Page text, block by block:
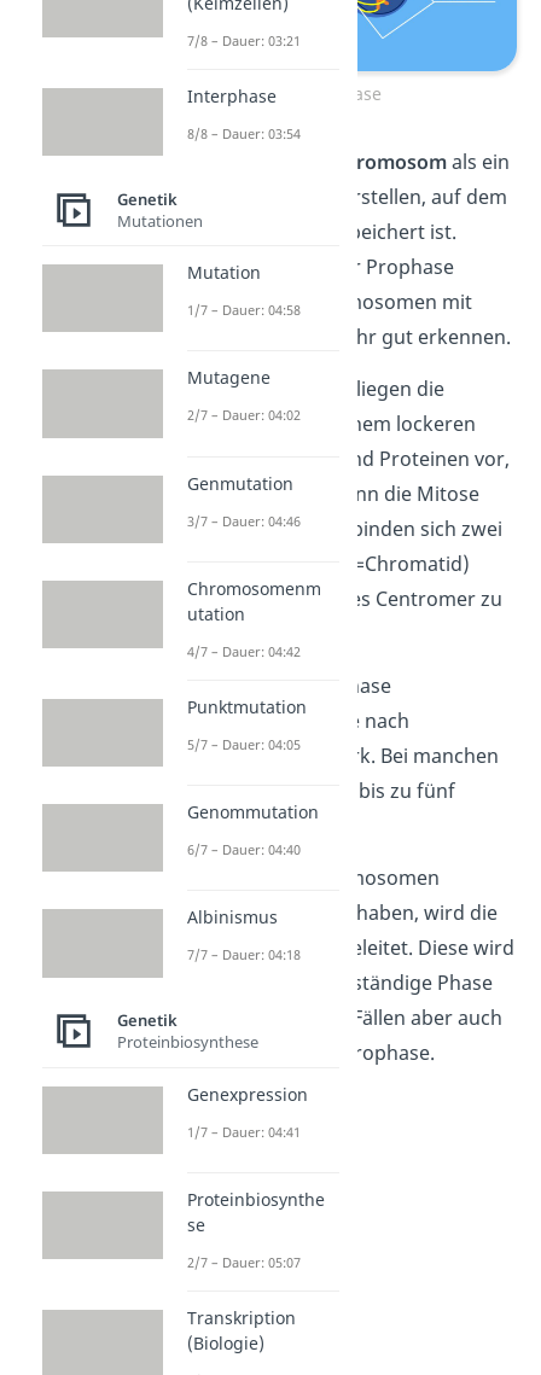
Prophase
Chromosomals ein
Speichermedium vorstellen, auf dem
Erbinformation gespeichert ist.
Gerade während der Prophase
kannst du die Chromosomen mit
einem Mikroskop sehr gut erkennen.
Vor der Kernteilung liegen die
Chromosomen in einem lockeren
Komplex aus DNA und Proteinen vor,
demChromatin
. Wenn die Mitose
eingeleitet wird, verbinden sich zwei
identische Stränge (=Chromatid)
über ein sogenanntes Centromer zu
Die Dauer der Prophase
unterscheidet sich je nach
Lebewesen sehr stark. Bei manchen
Lebewesen kann sie bis zu fünf
Stunden dauern.
Wenn sich die Chromosomen
zusammengezogen haben, wird die
Prometaphase
eingeleitet. Diese wird
manchmal als eigenständige Phase
gesehen, in einigen Fällen aber auch
nur als ein Teil der Prophase.
Prometaphase
7/8 – Dauer: 03:21
Interphase
8/8 – Dauer: 03:54
Genetik
Mutationen
Mutation
1/7 – Dauer: 04:58
Mutagene
2/7 – Dauer: 04:02
Genmutation
3/7 – Dauer: 04:46
Chromosomenm
utation
4/7 – Dauer: 04:42
Punktmutation
5/7 – Dauer: 04:05
Genommutation
6/7 – Dauer: 04:40
Albinismus
7/7 – Dauer: 04:18
Genetik
Proteinbiosynthese
Genexpression
1/7 – Dauer: 04:41
Proteinbiosynthe
se
2/7 – Dauer: 05:07
Transkription
(Biologie)